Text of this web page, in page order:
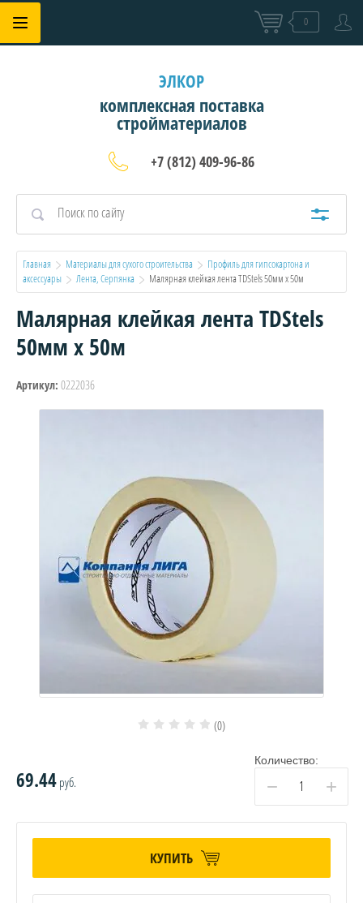
0
ЭЛКОР
комплексная поставка
стройматериалов
+7 (812) 409-96-86
Главная Материалы для сухого строительства
Профиль для гипсокартона и
аксессуары
Лента, Серпянка
  Малярная клейкая лента TDStels 50мм х 50м
Малярная клейкая лента TDStels
50мм х 50м
Артикул: 0222036
(0)
69.44 руб.
Количество:
− +
КУПИТЬ